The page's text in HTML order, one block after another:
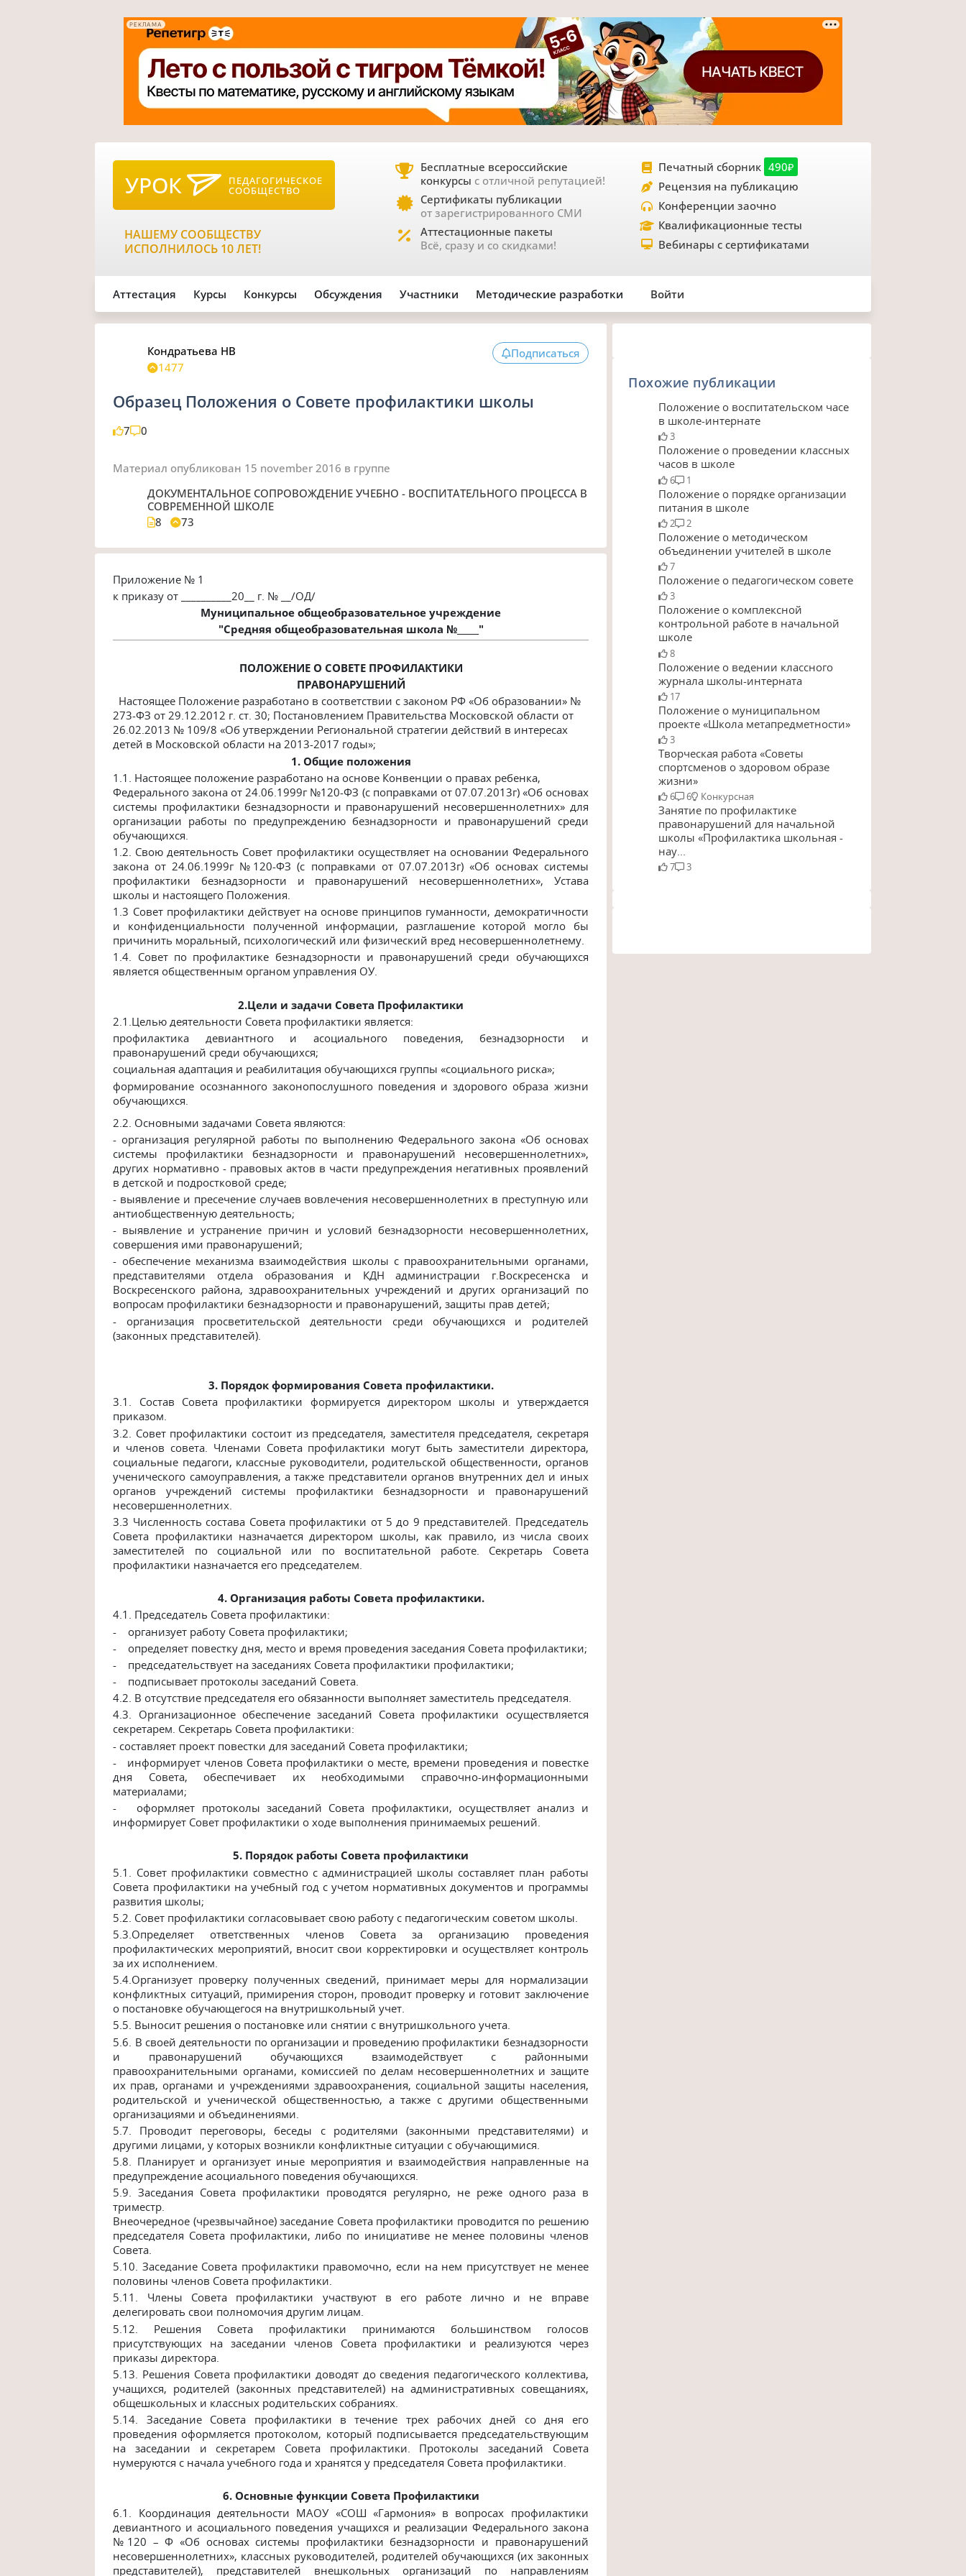
РЕКЛАМА
УРОК ПЕДАГОГИЧЕСКОЕ
СООБЩЕСТВО
НАШЕМУ СООБЩЕСТВУ
ИСПОЛНИЛОСЬ 10 ЛЕТ!
Бесплатные всероссийские
конкурсы с отличной репутацией!
Сертификаты публикации
от зарегистрированного СМИ
Аттестационные пакеты
Всё, сразу и со скидками!
Печатный сборник 490₽
Рецензия на публикацию
Конференции заочно
Квалификационные тесты
Вебинары с сертификатами
Аттестация Курсы Конкурсы Обсуждения Участники Методические разработки Войти
Кондратьева НВ
1477
Подписаться
Образец Положения о Совете профилактики школы
7 0
Материал опубликован 15 november 2016 в группе
ДОКУМЕНТАЛЬНОЕ СОПРОВОЖДЕНИЕ УЧЕБНО - ВОСПИТАТЕЛЬНОГО ПРОЦЕССА В
СОВРЕМЕННОЙ ШКОЛЕ
8
73
Приложение № 1
к приказу от __________20__ г. № __/ОД/
Муниципальное общеобразовательное учреждение
"Средняя общеобразовательная школа №_____"
ПОЛОЖЕНИЕ О СОВЕТЕ ПРОФИЛАКТИКИ
ПРАВОНАРУШЕНИЙ
Настоящее Положение разработано в соответствии с законом РФ «Об образовании» №
273-ФЗ от 29.12.2012 г. ст. 30; Постановлением Правительства Московской области от
26.02.2013 № 109/8 «Об утверждении Региональной стратегии действий в интересах
детей в Московской области на 2013-2017 годы»;
1. Общие положения
1.1. Настоящее положение разработано на основе Конвенции о правах ребенка,
Федерального закона от 24.06.1999г №120-ФЗ (с поправками от 07.07.2013г) «Об основах
системы профилактики безнадзорности и правонарушений несовершеннолетних» для
организации работы по предупреждению безнадзорности и правонарушений среди
обучающихся.
1.2. Свою деятельность Совет профилактики осуществляет на основании Федерального
закона от 24.06.1999г №120-ФЗ (с поправками от 07.07.2013г) «Об основах системы
профилактики безнадзорности и правонарушений несовершеннолетних», Устава
школы и настоящего Положения.
1.3 Совет профилактики действует на основе принципов гуманности, демократичности
и конфиденциальности полученной информации, разглашение которой могло бы
причинить моральный, психологический или физический вред несовершеннолетнему.
1.4. Совет по профилактике безнадзорности и правонарушений среди обучающихся
является общественным органом управления ОУ.
2.Цели и задачи Совета Профилактики
2.1.Целью деятельности Совета профилактики является:
профилактика девиантного и асоциального поведения, безнадзорности и
правонарушений среди обучающихся;
социальная адаптация и реабилитация обучающихся группы «социального риска»;
формирование осознанного законопослушного поведения и здорового образа жизни
обучающихся.
2.2. Основными задачами Совета являются:
- организация регулярной работы по выполнению Федерального закона «Об основах
системы профилактики безнадзорности и правонарушений несовершеннолетних»,
других нормативно - правовых актов в части предупреждения негативных проявлений
в детской и подростковой среде;
- выявление и пресечение случаев вовлечения несовершеннолетних в преступную или
антиобщественную деятельность;
- выявление и устранение причин и условий безнадзорности несовершеннолетних,
совершения ими правонарушений;
- обеспечение механизма взаимодействия школы с правоохранительными органами,
представителями отдела образования и КДН администрации г.Воскресенска и
Воскресенского района, здравоохранительных учреждений и других организаций по
вопросам профилактики безнадзорности и правонарушений, защиты прав детей;
- организация просветительской деятельности среди обучающихся и родителей
(законных представителей).
3. Порядок формирования Совета профилактики.
3.1. Состав Совета профилактики формируется директором школы и утверждается
приказом.
3.2. Совет профилактики состоит из председателя, заместителя председателя, секретаря
и членов совета. Членами Совета профилактики могут быть заместители директора,
социальные педагоги, классные руководители, родительской общественности, органов
ученического самоуправления, а также представители органов внутренних дел и иных
органов учреждений системы профилактики безнадзорности и правонарушений
несовершеннолетних.
3.3 Численность состава Совета профилактики от 5 до 9 представителей. Председатель
Совета профилактики назначается директором школы, как правило, из числа своих
заместителей по социальной или по воспитательной работе. Секретарь Совета
профилактики назначается его председателем.
4. Организация работы Совета профилактики.
4.1. Председатель Совета профилактики:
-организует работу Совета профилактики;
- определяет повестку дня, место и время проведения заседания Совета профилактики;
- председательствует на заседаниях Совета профилактики профилактики;
- подписывает протоколы заседаний Совета.
4.2. В отсутствие председателя его обязанности выполняет заместитель председателя.
4.3. Организационное обеспечение заседаний Совета профилактики осуществляется
секретарем. Секретарь Совета профилактики:
- составляет проект повестки для заседаний Совета профилактики;
- информирует членов Совета профилактики о месте, времени проведения и повестке
дня Совета, обеспечивает их необходимыми справочно-информационными
материалами;
- оформляет протоколы заседаний Совета профилактики, осуществляет анализ и
информирует Совет профилактики о ходе выполнения принимаемых решений.
5. Порядок работы Совета профилактики
5.1.
Совет профилактики совместно с администрацией школы составляет план работы
Совета профилактики на учебный год с учетом нормативных документов и программы
развития школы;
5.2. Совет профилактики согласовывает свою работу с педагогическим советом школы.
5.3.Определяет ответственных членов Совета за организацию проведения
профилактических мероприятий, вносит свои корректировки и осуществляет контроль
за их исполнением.
5.4.Организует проверку полученных сведений, принимает меры для нормализации
конфликтных ситуаций, примирения сторон, проводит проверку и готовит заключение
о постановке обучающегося на внутришкольный учет.
5.5. Выносит решения о постановке или снятии с внутришкольного учета.
5.6. В своей деятельности по организации и проведению профилактики безнадзорности
и правонарушений обучающихся взаимодействует с районными
правоохранительными органами, комиссией по делам несовершеннолетних и защите
их прав, органами и учреждениями здравоохранения, социальной защиты населения,
родительской и ученической общественностью, а также с другими общественными
организациями и объединениями.
5.7.
Проводит переговоры, беседы с родителями (законными представителями) и
другими лицами, у которых возникли конфликтные ситуации с обучающимися.
5.8.
Планирует и организует иные мероприятия и взаимодействия направленные на
предупреждение асоциального поведения обучающихся.
5.9. Заседания Совета профилактики проводятся регулярно, не реже одного раза в
триместр.
Внеочередное (чрезвычайное) заседание Совета профилактики проводится по решению
председателя Совета профилактики, либо по инициативе не менее половины членов
Совета.
5.10. Заседание Совета профилактики правомочно, если на нем присутствует не менее
половины членов Совета профилактики.
5.11. Члены Совета профилактики участвуют в его работе лично и не вправе
делегировать свои полномочия другим лицам.
5.12. Решения Совета профилактики принимаются большинством голосов
присутствующих на заседании членов Совета профилактики и реализуются через
приказы директора.
5.13. Решения Совета профилактики доводят до сведения педагогического коллектива,
учащихся, родителей (законных представителей) на административных совещаниях,
общешкольных и классных родительских собраниях.
5.14. Заседание Совета профилактики в течение трех рабочих дней со дня его
проведения оформляется протоколом, который подписывается председательствующим
на заседании и секретарем Совета профилактики. Протоколы заседаний Совета
нумеруются с начала учебного года и хранятся у председателя Совета профилактики.
6. Основные функции Совета Профилактики
6.1. Координация деятельности МАОУ «СОШ «Гармония» в вопросах профилактики
девиантного и асоциального поведения учащихся и реализации Федерального закона
№120 – Ф «Об основах системы профилактики безнадзорности и правонарушений
несовершеннолетних», классных руководителей, родителей обучающихся (их законных
представителей), представителей внешкольных организаций по направлениям
Похожие публикации
Положение о воспитательском часе
в школе-интернате
3
Положение о проведении классных
часов в школе
6 1
Положение о порядке организации
питания в школе
2 2
Положение о методическом
объединении учителей в школе
7
Положение о педагогическом совете
3
Положение о комплексной
контрольной работе в начальной
школе
8
Положение о ведении классного
журнала школы-интерната
17
Положение о муниципальном
проекте «Школа метапредметности»
3
Творческая работа «Советы
спортсменов о здоровом образе
жизни»
6 6 Конкурсная
Занятие по профилактике
правонарушений для начальной
школы «Профилактика школьная -
нау...
7 3